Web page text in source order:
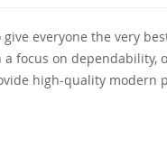
everyone the very
a focus on dependability,
high-quality modern